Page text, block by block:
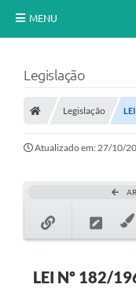
MENU
A Cidade
A Prefeitura
Notícias
Serviços Online
Multimídia
Legislação
Legislação
Atualizado em: 27/10/
LEI Nº 182/